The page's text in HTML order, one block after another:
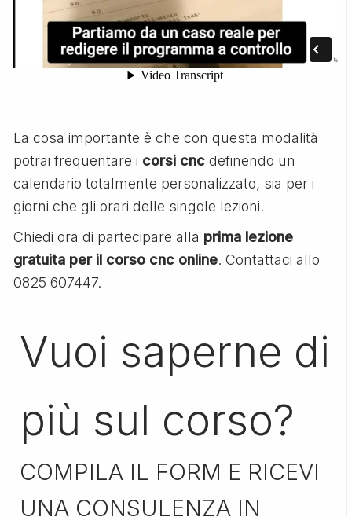
La cosa importante è che con questa modalità
potrai frequentare i corsi cnc definendo un
calendario totalmente personalizzato, sia per i
giorni che gli orari delle singole lezioni.
Chiedi ora di partecipare alla prima lezione
gratuita per il corso cnc online. Contattaci allo
0825 607447.
Vuoi saperne di
più sul corso?
COMPILA IL FORM E RICEVI
UNA CONSULENZA IN